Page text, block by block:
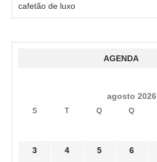
cafetão de luxo
AGENDA
agosto 2026
S T Q Q
3 4 5 6